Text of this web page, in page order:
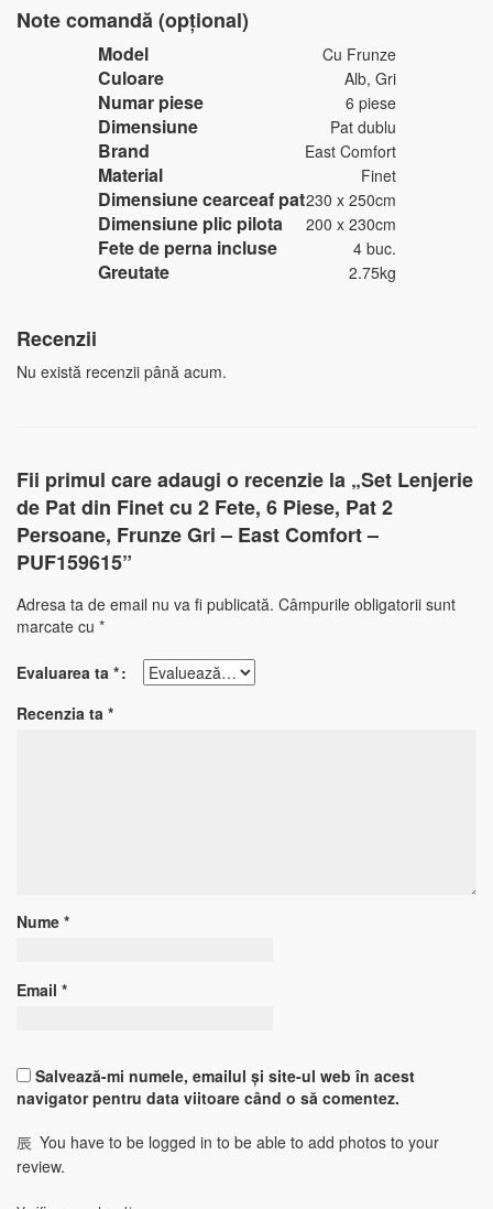
Note comandă (opțional)
Model Cu Frunze
Culoare Alb, Gri
Numar piese 6 piese
Dimensiune Pat dublu
Brand East Comfort
Material Finet
Dimensiune cearceaf pat230 x 250cm
Dimensiune plic pilota 200 x 230cm
Fete de perna incluse 4 buc.
Greutate 2.75kg
Recenzii
Nu există recenzii până acum.
Fii primul care adaugi o recenzie la „Set Lenjerie
de Pat din Finet cu 2 Fete, 6 Piese, Pat 2
Persoane, Frunze Gri – East Comfort –
PUF159615”
Adresa ta de email nu va fi publicată. Câmpurile obligatorii sunt
marcate cu *
Evaluarea ta *
Recenzia ta *
Nume *
Email *
Salvează-mi numele, emailul și site-ul web în acest
navigator pentru data viitoare când o să comentez.
You have to be logged in to be able to add photos to your
review.